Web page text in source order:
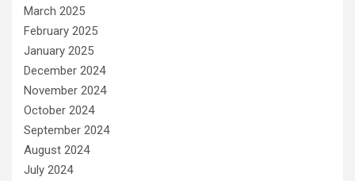
March 2025
February 2025
January 2025
December 2024
November 2024
October 2024
September 2024
August 2024
July 2024